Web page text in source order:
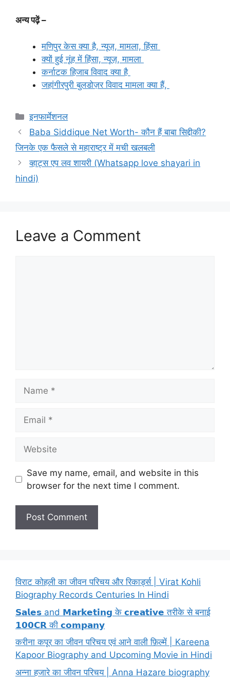
अन्य पढ़ें –
मणिपुर केस क्या है, न्यूज़, मामला, हिंसा
क्यों हुई नूंह में हिंसा, न्यूज़, मामला
कर्नाटक हिजाब विवाद क्या है
जहांगीरपुरी बुलडोज़र विवाद मामला क्या हैं,
Categories
इनफार्मेशनल
Baba Siddique Net Worth- कौन हैं बाबा सिद्दीकी?
जिनके एक फैसले से महाराष्ट्र में मची खलबली
व्हाट्स एप लव शायरी (Whatsapp love shayari in
hindi)
Leave a Comment
Save my name, email, and website in this
browser for the next time I comment.
विराट कोहली का जीवन परिचय और रिकार्ड्स | Virat Kohli
Biography Records Centuries In Hindi
𝗦𝗮𝗹𝗲𝘀 and 𝗠𝗮𝗿𝗸𝗲𝘁𝗶𝗻𝗴 के 𝗰𝗿𝗲𝗮𝘁𝗶𝘃𝗲 तरीके से बनाई
𝟭𝟬𝟬𝗖𝗥 की 𝗰𝗼𝗺𝗽𝗮𝗻𝘆
करीना कपूर का जीवन परिचय एवं आने वाली फ़िल्में | Kareena
Kapoor Biography and Upcoming Movie in Hindi
अन्ना हजारे का जीवन परिचय | Anna Hazare biography